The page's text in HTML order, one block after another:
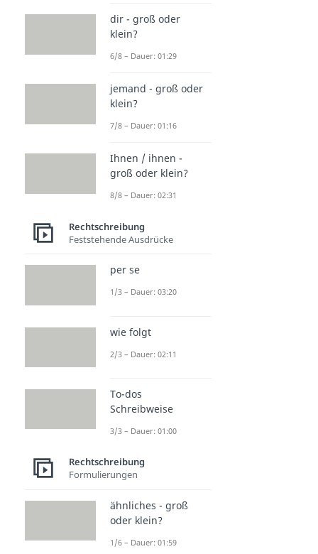
dir - groß oder
klein?
6/8 – Dauer: 01:29
jemand - groß oder
klein?
7/8 – Dauer: 01:16
Ihnen / ihnen -
groß oder klein?
8/8 – Dauer: 02:31
Rechtschreibung
Feststehende Ausdrücke
per se
1/3 – Dauer: 03:20
wie folgt
2/3 – Dauer: 02:11
To-dos
Schreibweise
3/3 – Dauer: 01:00
Rechtschreibung
Formulierungen
ähnliches - groß
oder klein?
1/6 – Dauer: 01:59